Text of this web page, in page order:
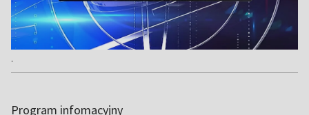
.
Program infomacyjny